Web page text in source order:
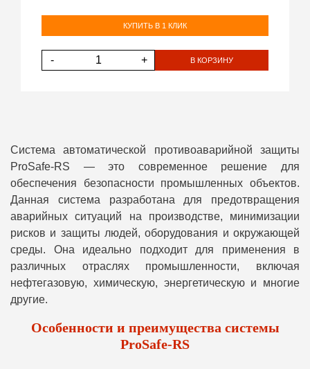
КУПИТЬ В 1 КЛИК
- + В КОРЗИНУ
Система автоматической противоаварийной защиты
ProSafe-RS — это современное решение для
обеспечения безопасности промышленных объектов.
Данная система разработана для предотвращения
аварийных ситуаций на производстве, минимизации
рисков и защиты людей, оборудования и окружающей
среды. Она идеально подходит для применения в
различных отраслях промышленности, включая
нефтегазовую, химическую, энергетическую и многие
другие.
Особенности и преимущества системы
ProSafe-RS